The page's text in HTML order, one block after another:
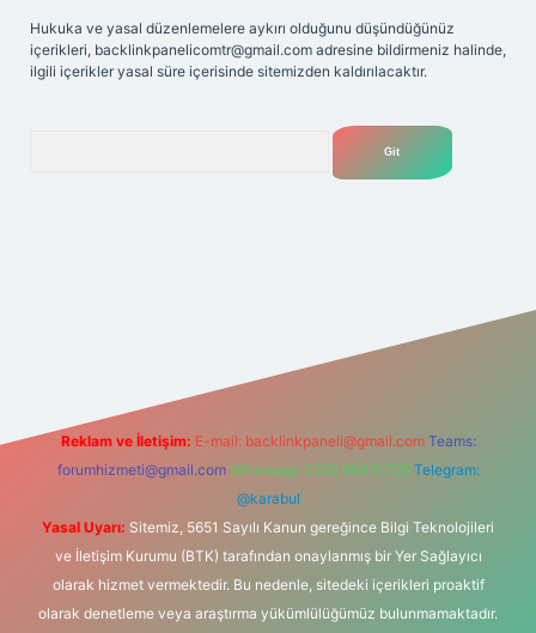
Hukuka ve yasal düzenlemelere aykırı olduğunu düşündüğünüz
içerikleri, backlinkpanelicomtr@gmail.com adresine bildirmeniz halinde,
ilgili içerikler yasal süre içerisinde sitemizden kaldırılacaktır.
Reklam ve İletişim: E-mail: backlinkpaneli@gmail.com Teams:
forumhizmeti@gmail.com Whatsapp: 0262 606 0 726 Telegram:
@karabul
Yasal Uyarı: Sitemiz, 5651 Sayılı Kanun gereğince Bilgi Teknolojileri
ve İletişim Kurumu (BTK) tarafından onaylanmış bir Yer Sağlayıcı
olarak hizmet vermektedir. Bu nedenle, sitedeki içerikleri proaktif
olarak denetleme veya araştırma yükümlülüğümüz bulunmamaktadır.